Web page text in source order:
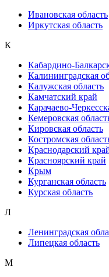
Ивановская область
Иркутская область
К
Кабардино-
Калининградская
Калужская область
Камчатский край
Карачаево-
Кемеровская
Кировская область
Костромская
Краснодарский
Красноярский край
Крым
Курганская область
Курская область
Л
Ленинградская
Липецкая область
М